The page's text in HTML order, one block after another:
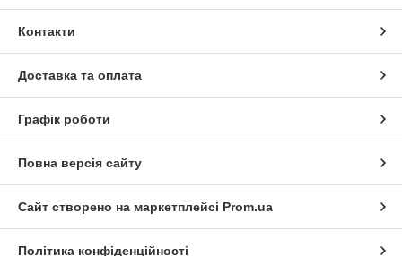
Контакти
Доставка та оплата
Графік роботи
Повна версія сайту
Сайт створено на маркетплейсі Prom.ua
Політика конфіденційності